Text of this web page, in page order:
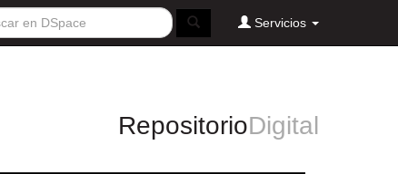
Servicios
RepositorioDigital